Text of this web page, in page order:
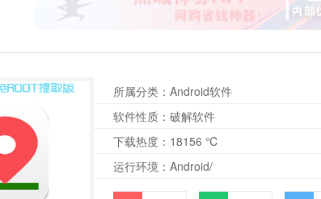
所属分类： Android软件
软件性质： 破解软件
下载热度： 18156 ℃
运行环境： Android/